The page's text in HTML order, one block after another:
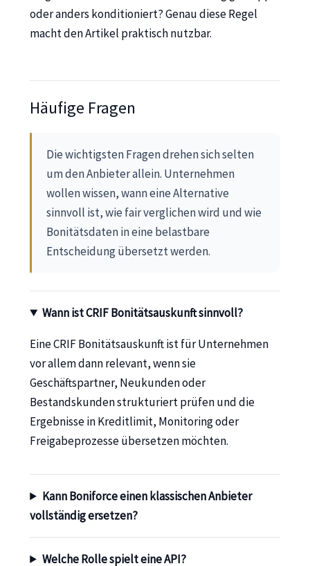
oder anders konditioniert? Genau diese Regel
macht den Artikel praktisch nutzbar.
Häufige Fragen
Die wichtigsten Fragen drehen sich selten
um den Anbieter allein. Unternehmen
wollen wissen, wann eine Alternative
sinnvoll ist, wie fair verglichen wird und wie
Bonitätsdaten in eine belastbare
Entscheidung übersetzt werden.
Wann ist CRIF Bonitätsauskunft sinnvoll?
Eine CRIF Bonitätsauskunft ist für Unternehmen
vor allem dann relevant, wenn sie
Geschäftspartner, Neukunden oder
Bestandskunden strukturiert prüfen und die
Ergebnisse in Kreditlimit, Monitoring oder
Freigabeprozesse übersetzen möchten.
Kann Boniforce einen klassischen Anbieter
vollständig ersetzen?
Welche Rolle spielt eine API?